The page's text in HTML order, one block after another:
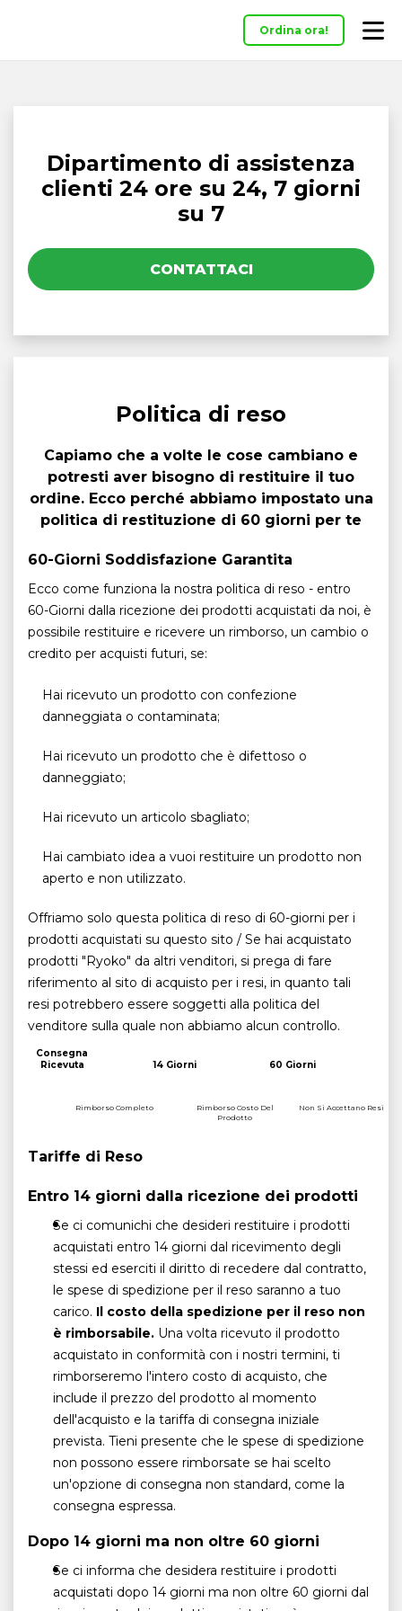
Ordina ora!
Dipartimento di assistenza
clienti 24 ore su 24, 7 giorni
su 7
CONTATTACI
Politica di reso
Capiamo che a volte le cose cambiano e
potresti aver bisogno di restituire il tuo
ordine. Ecco perché abbiamo impostato una
politica di restituzione di 60 giorni per te
60-Giorni Soddisfazione Garantita
Ecco come funziona la nostra politica di reso - entro
60-Giorni dalla ricezione dei prodotti acquistati da noi, è
possibile restituire e ricevere un rimborso, un cambio o
credito per acquisti futuri, se:
Hai ricevuto un prodotto con confezione
danneggiata o contaminata;
Hai ricevuto un prodotto che è difettoso o
danneggiato;
Hai ricevuto un articolo sbagliato;
Hai cambiato idea a vuoi restituire un prodotto non
aperto e non utilizzato.
Offriamo solo questa politica di reso di 60-giorni per i
prodotti acquistati su questo sito / Se hai acquistato
prodotti "Ryoko" da altri venditori, si prega di fare
riferimento al sito di acquisto per i resi, in quanto tali
resi potrebbero essere soggetti alla politica del
venditore sulla quale non abbiamo alcun controllo.
Consegna
Ricevuta
14 Giorni 60 Giorni
Rimborso Completo
Rimborso Costo Del
Prodotto
Non Si Accettano Resi
Tariffe di Reso
Entro 14 giorni dalla ricezione dei prodotti
Se ci comunichi che desideri restituire i prodotti
acquistati entro 14 giorni dal ricevimento degli
stessi ed eserciti il ​​diritto di recedere dal contratto,
le spese di spedizione per il reso saranno a tuo
carico. Il costo della spedizione per il reso non
è rimborsabile. Una volta ricevuto il prodotto
acquistato in conformità con i nostri termini, ti
rimborseremo l'intero costo di acquisto, che
include il prezzo del prodotto al momento
dell'acquisto e la tariffa di consegna iniziale
prevista. Tieni presente che le spese di spedizione
non possono essere rimborsate se hai scelto
un'opzione di consegna non standard, come la
consegna espressa.
Dopo 14 giorni ma non oltre 60 giorni
Se ci informa che desidera restituire i prodotti
acquistati dopo 14 giorni ma non oltre 60 giorni dal